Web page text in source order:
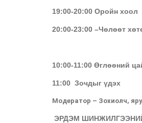
19:00-20:00 Оройн хоол
20:00-23:00 –Чөлөөт
10:00-11:00 Өглөөний
11:00 Зочдыг үдэх
Модератор – Зохиолч,
ЭРДЭМ